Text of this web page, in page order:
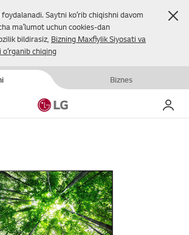
Saytni koʻrib chiqishni davom
maʼlumot uchun cookies-dan
bildirasiz, Bizning Maxfiylik Siyosati va
chiqing
Biznes